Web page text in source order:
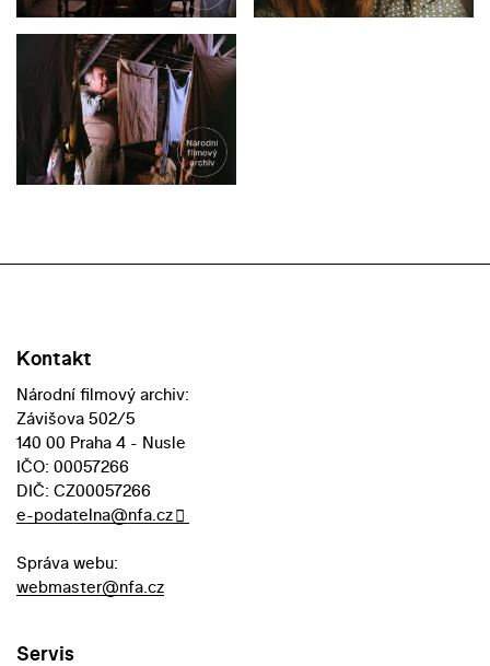
Kontakt
Národní filmový archiv:
Závišova 502/5
140 00 Praha 4 - Nusle
IČO: 00057266
DIČ: CZ00057266
e-podatelna@nfa.cz
Správa webu:
webmaster@nfa.cz
Servis